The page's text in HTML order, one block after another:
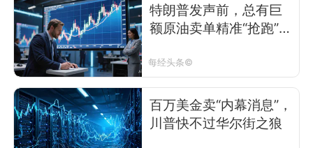
特朗普发声前，总有巨
额原油卖单精准“抢跑”，
交易”疑云：5次总计超
35亿美元，诺奖得主：
这是叛国
每经头条©
百万美金卖“内幕消息”，
川普快不过华尔街之狼